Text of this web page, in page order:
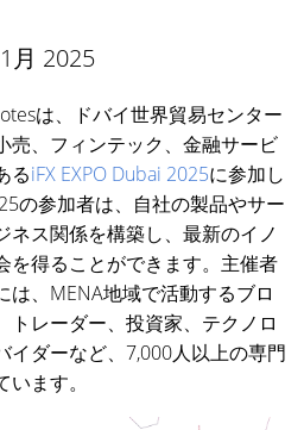
月 2025
は、ドバイ世界貿易センター
売、フィンテック、金融サービ
るiFX EXPO Dubai 2025に参加し
の参加者は、自社の製品やサー
ネス関係を構築し、最新のイノ
を得ることができます。主催者
は、MENA地域で活動するブロ
トレーダー、投資家、テクノロ
イダーなど、7,000人以上の専門
ます。